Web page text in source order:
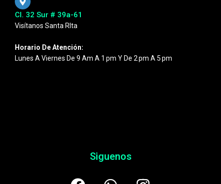
Cl. 32 Sur # 39a-61
Visítanos Santa RIta
Horario De Atención:
Lunes A Viernes De 9 Am A 1 Pm Y De 2 Pm A 5 Pm
Siguenos